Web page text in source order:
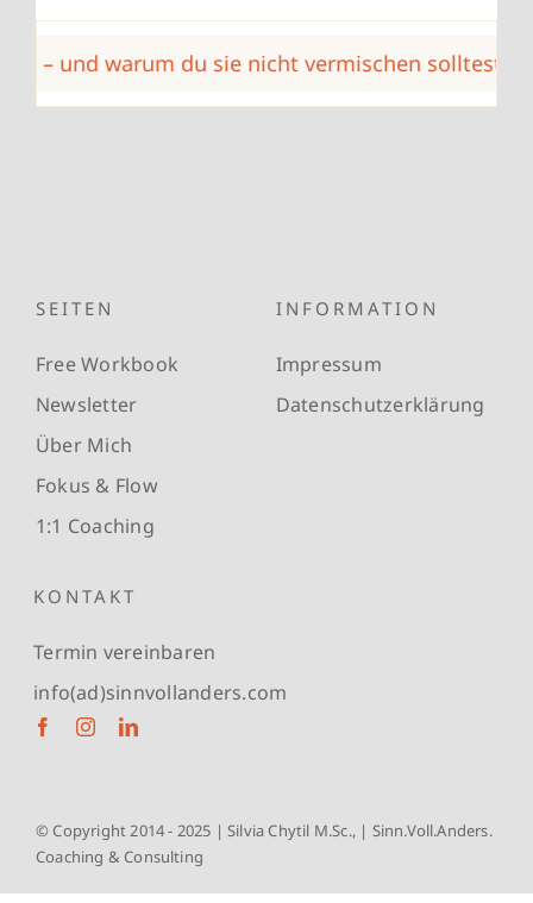
warum du sie nicht vermischen solltest Ist
SEITEN
Free Workbook
Newsletter
Über Mich
Fokus & Flow
1:1 Coaching
INFORMATION
Impressum
Datenschutzerklärung
KONTAKT
Termin vereinbaren
info(ad)sinnvollanders.com
© Copyright 2014 - 2025 | Silvia Chytil M.Sc., | Sinn.Voll.Anders.
Coaching & Consulting